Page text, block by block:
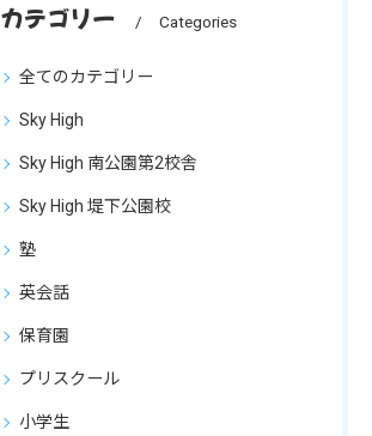
カテゴリー Categories
全てのカテゴリー
Sky High
Sky High 南公園第2校舎
Sky High 堤下公園校
塾
英会話
保育園
プリスクール
小学生